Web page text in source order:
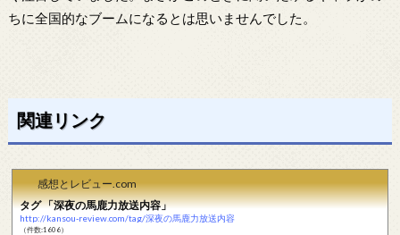
ちに全国的なブームになるとは思いませんでした。
関連リンク
感想とレビュー.com
タグ 「深夜の馬鹿力放送内容」
http://kansou-review.com/tag/深夜の馬鹿力放送内容
（件数:1606）